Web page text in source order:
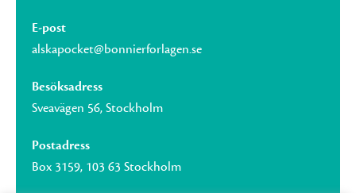
E-post
alskapocket@bonnierforlagen.se
Besöksadress
Sveavägen 56, Stockholm
Postadress
Box 3159, 103 63 Stockholm